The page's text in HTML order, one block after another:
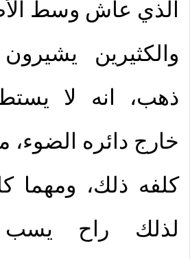
الذي عاش وسط
والكثيرين
ذهب، انه لا
خارج دائره الضوء،
كلفه ذلك، ومهما
لذلك راح يسب